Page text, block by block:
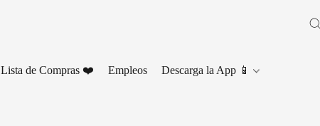
Lista de Compras ❤️ Empleos Descarga la App 📱